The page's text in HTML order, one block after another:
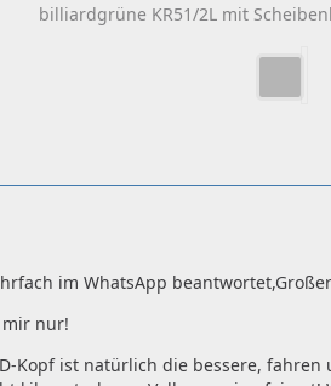
billiardgrüne KR51/2L mit
im WhatsApp
mir nur!
Kopf ist natürlich die bessere,